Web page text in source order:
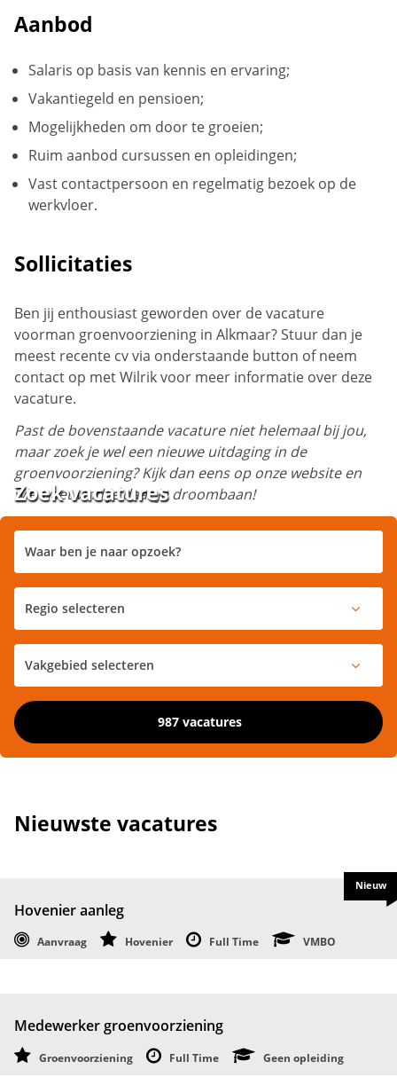
Aanbod
Salaris op basis van kennis en ervaring;
Vakantiegeld en pensioen;
Mogelijkheden om door te groeien;
Ruim aanbod cursussen en opleidingen;
Vast contactpersoon en regelmatig bezoek op de
werkvloer.
Sollicitaties
Ben jij enthousiast geworden over de vacature
voorman groenvoorziening in Alkmaar? Stuur dan je
meest recente cv via onderstaande button of neem
contact op met Wilrik voor meer informatie over deze
vacature.
Past de bovenstaande vacature niet helemaal bij jou,
maar zoek je wel een nieuwe uitdaging in de
groenvoorziening? Kijk dan eens op onze website en
wie weet vind je daar je droombaan!
Zoek vacatures
987 vacatures
Nieuwste vacatures
Hovenier aanleg
Aanvraag Hovenier Full Time VMBO
Nieuw
Medewerker groenvoorziening
Groenvoorziening Full Time Geen opleiding